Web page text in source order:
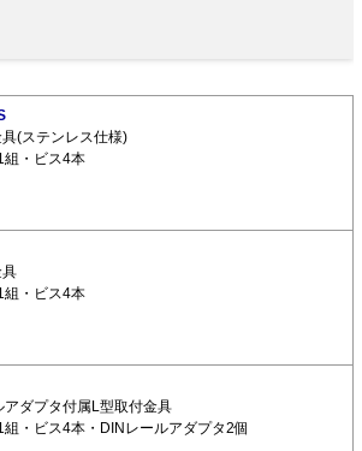
(ステンレス仕様)
組・ビス4本
具
組・ビス4本
アダプタ付属L型取付金具
組・ビス4本・DINレールアダプタ2個